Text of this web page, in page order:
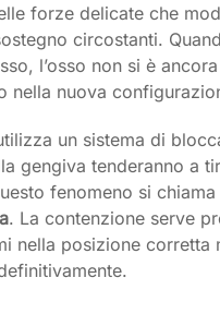
forze delicate che
circostanti.
l’osso non si è
nella nuova
un sistema di
gengiva tenderanno a
fenomeno si chiama
. La contenzione serve
nella posizione corretta